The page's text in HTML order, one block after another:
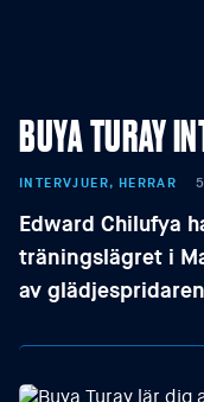
BUYA TURAY
INTERVJUER, HERRAR
Edward Chilufya
träningslägret i
av